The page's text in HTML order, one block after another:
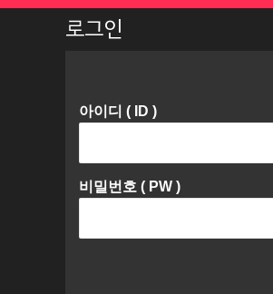
로그인
아이디 ( ID )
비밀번호 ( PW )